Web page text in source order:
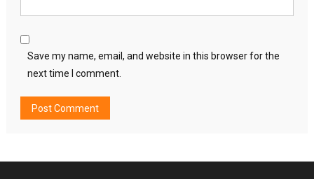
Save my name, email, and website in this browser for the
next time I comment.